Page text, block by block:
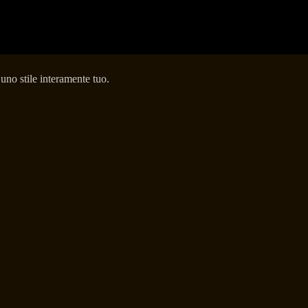
stile interamente tuo.